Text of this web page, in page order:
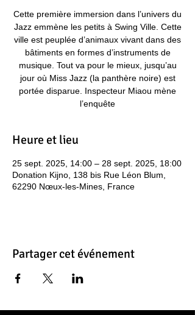
Cette première immersion dans l’univers du
Jazz emmène les petits à Swing Ville. Cette
ville est peuplée d’animaux vivant dans des
bâtiments en formes d’instruments de
musique. Tout va pour le mieux, jusqu’au
jour où Miss Jazz (la panthère noire) est
portée disparue. Inspecteur Miaou mène
l’enquête
Heure et lieu
25 sept. 2025, 14:00 – 28 sept. 2025, 18:00
Donation Kijno, 138 bis Rue Léon Blum,
62290 Nœux-les-Mines, France
Partager cet événement